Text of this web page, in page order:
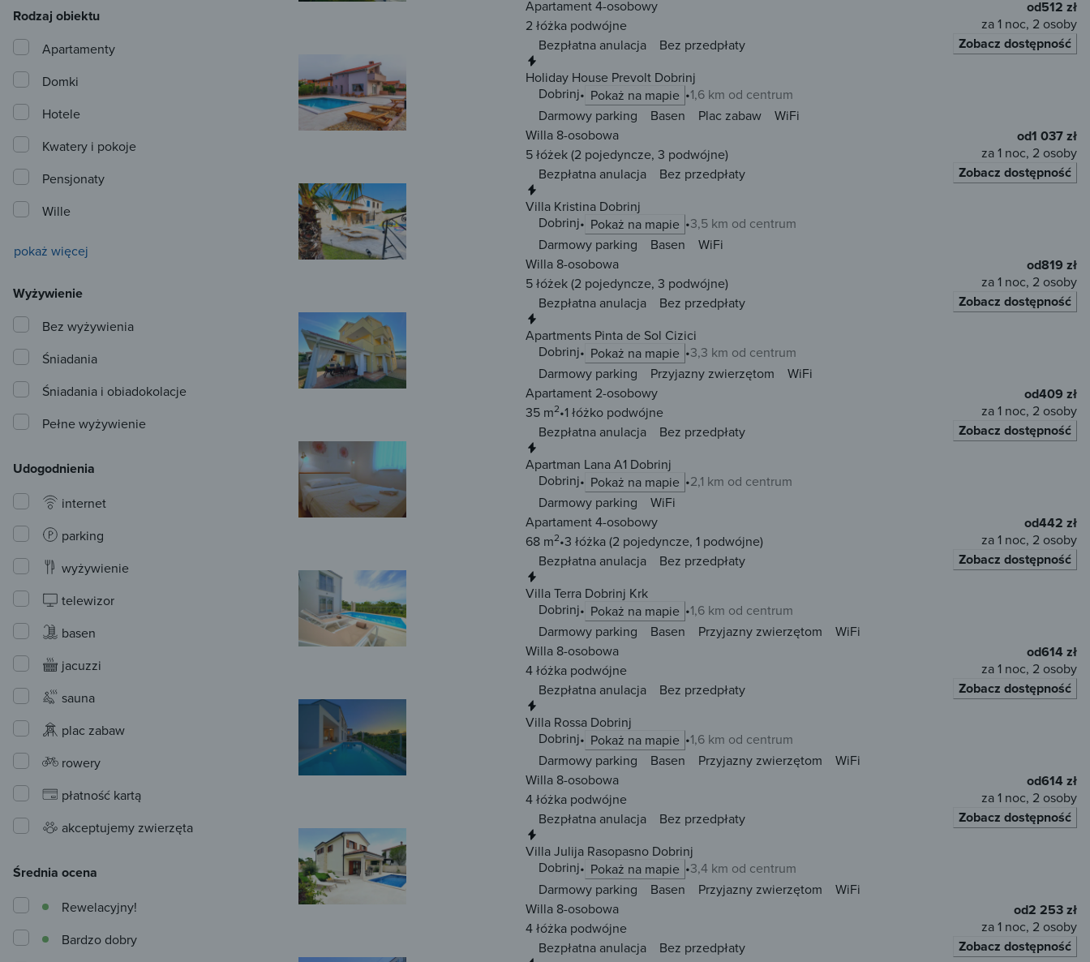
Apartament 4-osobowy
2 łóżka podwójne
Bezpłatna anulacja
Bez przedpłaty
od512 zł
za 1 noc, 2 osoby
Zobacz dostępność
Holiday House Prevolt Dobrinj
Dobrinj
Pokaż na mapie
1,6 km od centrum
Darmowy parking
Basen Plac zabaw
WiFi
Willa 8-osobowa
5 łóżek(2 pojedyncze, 3 podwójne)
Bezpłatna anulacja
Bez przedpłaty
od1 037 zł
za 1 noc, 2 osoby
Zobacz dostępność
Villa Kristina Dobrinj
Dobrinj
Pokaż na mapie
3,5 km od centrum
Darmowy parking
Basen
WiFi
Willa 8-osobowa
5 łóżek(2 pojedyncze, 3 podwójne)
Bezpłatna anulacja
Bez przedpłaty
od819 zł
za 1 noc, 2 osoby
Zobacz dostępność
Apartments Pinta de Sol Cizici
Dobrinj
Pokaż na mapie
3,3 km od centrum
Darmowy parking
Przyjazny zwierzętom
WiFi
Apartament 2-osobowy
35 m2 1 łóżko podwójne
Bezpłatna anulacja
Bez przedpłaty
od409 zł
za 1 noc, 2 osoby
Zobacz dostępność
Apartman Lana A1 Dobrinj
Dobrinj
Pokaż na mapie
2,1 km od centrum
Darmowy parking
WiFi
Apartament 4-osobowy
68 m2 3 łóżka(2 pojedyncze, 1 podwójne)
Bezpłatna anulacja
Bez przedpłaty
od442 zł
za 1 noc, 2 osoby
Zobacz dostępność
Villa Terra Dobrinj Krk
Dobrinj
Pokaż na mapie
1,6 km od centrum
Darmowy parking
Basen Przyjazny zwierzętom
WiFi
Willa 8-osobowa
4 łóżka podwójne
Bezpłatna anulacja
Bez przedpłaty
od614 zł
za 1 noc, 2 osoby
Zobacz dostępność
Villa Rossa Dobrinj
Dobrinj
Pokaż na mapie
1,6 km od centrum
Darmowy parking
Basen Przyjazny zwierzętom
WiFi
Willa 8-osobowa
4 łóżka podwójne
Bezpłatna anulacja
Bez przedpłaty
od614 zł
za 1 noc, 2 osoby
Zobacz dostępność
Villa Julija Rasopasno Dobrinj
Dobrinj
Pokaż na mapie
3,4 km od centrum
Darmowy parking
Basen Przyjazny zwierzętom
WiFi
Willa 8-osobowa
4 łóżka podwójne
Bezpłatna anulacja
Bez przedpłaty
od2 253 zł
za 1 noc, 2 osoby
Zobacz dostępność
Rodzaj obiektu
Apartamenty
Domki
Hotele
Kwatery i pokoje
Pensjonaty
Wille
pokaż więcej
Wyżywienie
Bez wyżywienia
Śniadania
Śniadania i obiadokolacje
Pełne wyżywienie
Udogodnienia
internet
parking
wyżywienie
telewizor
basen
jacuzzi
sauna
plac zabaw
rowery
płatność kartą
akceptujemy zwierzęta
Średnia ocena
Bardzo dobry
Rewelacyjny!